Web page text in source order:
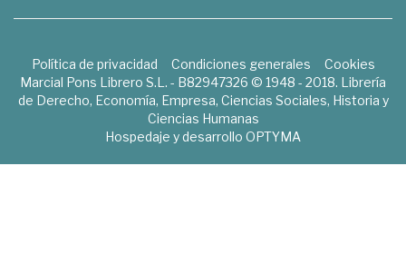
Política de privacidad Condiciones generales
Cookies
Marcial Pons Librero S.L. - B82947326 © 1948 - 2018. Librería
de Derecho, Economía, Empresa, Ciencias Sociales, Historia y
Ciencias Humanas
Hospedaje y desarrollo OPTYMA